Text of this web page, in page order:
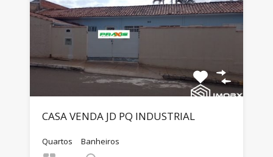
CASA VENDA JD PQ INDUSTRIAL
Quartos
Banheiros